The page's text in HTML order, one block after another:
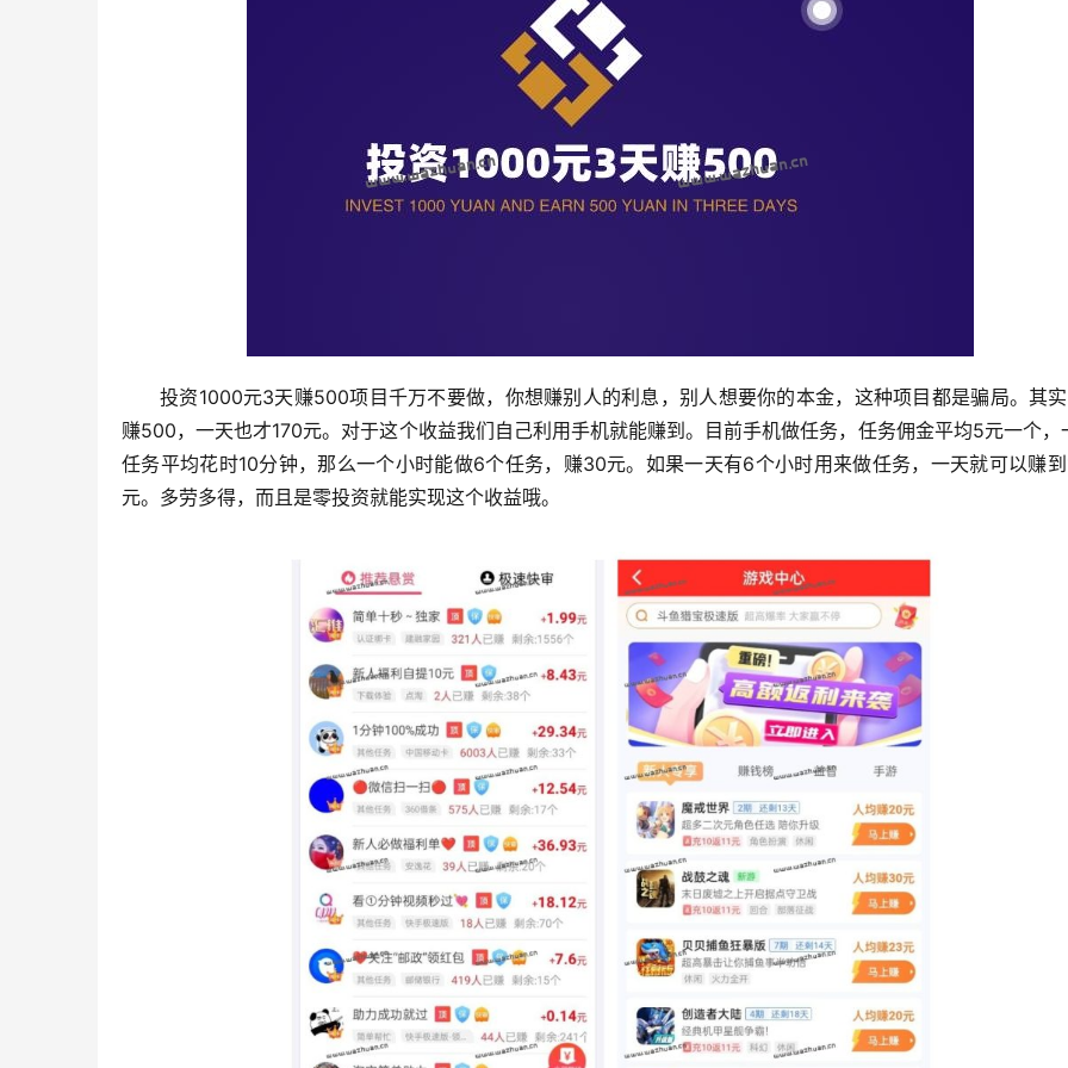
投资1000元3天赚500项目千万不要做，你想赚别人的利息，别人想要你的本金，这种项目都是骗局。其
赚500，一天也才170元。对于这个收益我们自己利用手机就能赚到。目前手机做任务，任务佣金平均5元一个，
任务平均花时10分钟，那么一个小时能做6个任务，赚30元。如果一天有6个小时用来做任务，一天就可以赚
元。多劳多得，而且是零投资就能实现这个收益哦。